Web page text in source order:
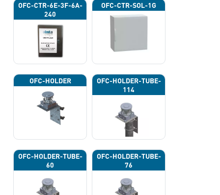
OFC-CTR-6E-3F-6A-
240
OFC-CTR-SOL-1G
OFC-HOLDER
OFC-HOLDER-TUBE-
114
OFC-HOLDER-TUBE-
60
OFC-HOLDER-TUBE-
76